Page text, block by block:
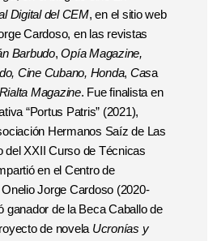
Digital del CEM, en el sitio web
Cardoso, en las revistas
Barbudo,Opía Magazine,
Cine Cubano, Honda, Casa
Rialta Magazine. Fue finalista en
“Portus Patris” (2021),
Hermanos Saíz de Las
del XXII Curso de Técnicas
en el Centro de
Jorge Cardoso (2020-
ganador de la Beca Caballo de
de novela Ucronías y